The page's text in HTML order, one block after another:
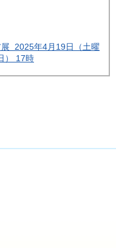
展 2025年4月19日（土曜
） 17時